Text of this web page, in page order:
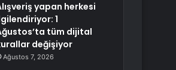
yapan herkesi
1
tüm dijital
değişiyor
Ağustos 7, 2026